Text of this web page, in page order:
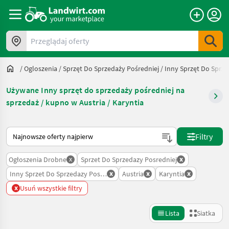
Przeglądaj oferty
/Ogloszenia /Sprzęt Do Sprzedaży Pośredniej / Inny Sprzęt Do
Używane Inny sprzęt do sprzedaży pośredniej na
sprzedaż / kupno w Austria / Karyntia
Tak sortuje się na Landwirt.com
Filtry
Ogłoszenia Drobne x Sprzet Do Sprzedazy Posredniej x
Inny Sprzet Do Sprzedazy Posredniej
x Austria x Karyntia x
x Usuń wszystkie filtry
Lista Siatka